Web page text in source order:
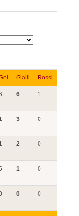
Gialli Rossi
6 1
1 3 0
1 2 0
1 0
0 0